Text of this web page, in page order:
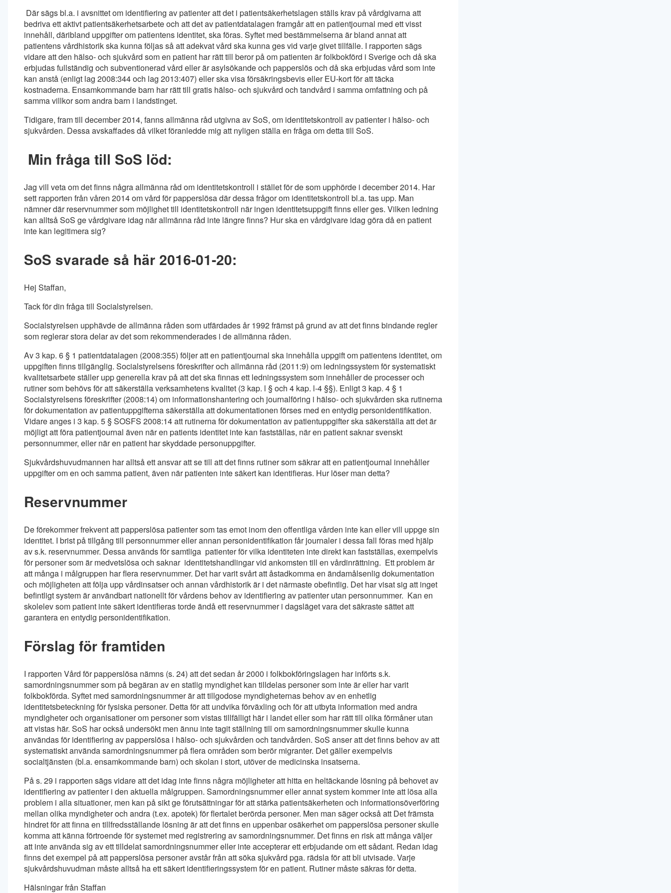
Där sägs bl.a. i avsnittet om identifiering av patienter att det i patientsäkerhetslagen ställs krav på vårdgivarna att
bedriva ett aktivt patientsäkerhetsarbete och att det av patientdatalagen framgår att en patientjournal med ett visst
innehåll, däribland uppgifter om patientens identitet, ska föras. Syftet med bestämmelserna är bland annat att
patientens vårdhistorik ska kunna följas så att adekvat vård ska kunna ges vid varje givet tillfälle. I rapporten sägs
vidare att den hälso- och sjukvård som en patient har rätt till beror på om patienten är folkbokförd i Sverige och då ska
erbjudas fullständig och subventionerad vård eller är asylsökande och papperslös och då ska erbjudas vård som inte
kan anstå (enligt lag 2008:344 och lag 2013:407) eller ska visa försäkringsbevis eller EU-kort för att täcka
kostnaderna. Ensamkommande barn har rätt till gratis hälso- och sjukvård och tandvård i samma omfattning och på
samma villkor som andra barn i landstinget.
Tidigare, fram till december 2014, fanns allmänna råd utgivna av SoS, om identitetskontroll av patienter i hälso- och
sjukvården. Dessa avskaffades då vilket föranledde mig att nyligen ställa en fråga om detta till SoS.
Min fråga till SoS löd:
Jag vill veta om det finns några allmänna råd om identitetskontroll i stället för de som upphörde i december 2014. Har
sett rapporten från våren 2014 om vård för papperslösa där dessa frågor om identitetskontroll bl.a. tas upp. Man
nämner där reservnummer som möjlighet till identitetskontroll när ingen identitetsuppgift finns eller ges. Vilken ledning
kan alltså SoS ge vårdgivare idag när allmänna råd inte längre finns? Hur ska en vårdgivare idag göra då en patient
inte kan legitimera sig?
SoS svarade så här 2016-01-20:
Hej Staffan,
Tack för din fråga till Socialstyrelsen.
Socialstyrelsen upphävde de allmänna råden som utfärdades år 1992 främst på grund av att det finns bindande regler
som reglerar stora delar av det som rekommenderades i de allmänna råden.
Av 3 kap. 6 § 1 patientdatalagen (2008:355) följer att en patientjournal ska innehålla uppgift om patientens identitet, om
uppgiften finns tillgänglig. Socialstyrelsens föreskrifter och allmänna råd (2011:9) om ledningssystem för systematiskt
kvalitetsarbete ställer upp generella krav på att det ska finnas ett ledningssystem som innehåller de processer och
rutiner som behövs för att säkerställa verksamhetens kvalitet (3 kap. l § och 4 kap. l-4 §§). Enligt 3 kap. 4 § 1
Socialstyrelsens föreskrifter (2008:14) om informationshantering och journalföring i hälso- och sjukvården ska rutinerna
för dokumentation av patientuppgifterna säkerställa att dokumentationen förses med en entydig personidentifikation.
Vidare anges i 3 kap. 5 § SOSFS 2008:14 att rutinerna för dokumentation av patientuppgifter ska säkerställa att det är
möjligt att föra patientjournal även när en patients identitet inte kan fastställas, när en patient saknar svenskt
personnummer, eller när en patient har skyddade personuppgifter.
Sjukvårdshuvudmannen har alltså ett ansvar att se till att det finns rutiner som säkrar att en patientjournal innehåller
uppgifter om en och samma patient, även när patienten inte säkert kan identifieras. Hur löser man detta?
Reservnummer
De förekommer frekvent att papperslösa patienter som tas emot inom den offentliga vården inte kan eller vill uppge sin
identitet. I brist på tillgång till personnummer eller annan personidentifikation får journaler i dessa fall föras med hjälp
av s.k. reservnummer. Dessa används för samtliga patienter för vilka identiteten inte direkt kan fastställas, exempelvis
för personer som är medvetslösa och saknar identitetshandlingar vid ankomsten till en vårdinrättning. Ett problem är
att många i målgruppen har flera reservnummer. Det har varit svårt att åstadkomma en ändamålsenlig dokumentation
och möjligheten att följa upp vårdinsatser och annan vårdhistorik är i det närmaste obefintlig. Det har visat sig att inget
befintligt system är användbart nationellt för vårdens behov av identifiering av patienter utan personnummer. Kan en
skolelev som patient inte säkert identifieras torde ändå ett reservnummer i dagsläget vara det säkraste sättet att
garantera en entydig personidentifikation.
Förslag för framtiden
I rapporten Vård för papperslösa nämns (s. 24) att det sedan år 2000 i folkbokföringslagen har införts s.k.
samordningsnummer som på begäran av en statlig myndighet kan tilldelas personer som inte är eller har varit
folkbokförda. Syftet med samordningsnummer är att tillgodose myndigheternas behov av en enhetlig
identitetsbeteckning för fysiska personer. Detta för att undvika förväxling och för att utbyta information med andra
myndigheter och organisationer om personer som vistas tillfälligt här i landet eller som har rätt till olika förmåner utan
att vistas här. SoS har också undersökt men ännu inte tagit ställning till om samordningsnummer skulle kunna
användas för identifiering av papperslösa i hälso- och sjukvården och tandvården. SoS anser att det finns behov av att
systematiskt använda samordningsnummer på flera områden som berör migranter. Det gäller exempelvis
socialtjänsten (bl.a. ensamkommande barn) och skolan i stort, utöver de medicinska insatserna.
På s. 29 i rapporten sägs vidare att det idag inte finns några möjligheter att hitta en heltäckande lösning på behovet av
identifiering av patienter i den aktuella målgruppen. Samordningsnummer eller annat system kommer inte att lösa alla
problem i alla situationer, men kan på sikt ge förutsättningar för att stärka patientsäkerheten och informationsöverföring
mellan olika myndigheter och andra (t.ex. apotek) för flertalet berörda personer. Men man säger också att Det främsta
hindret för att finna en tillfredsställande lösning är att det finns en uppenbar osäkerhet om papperslösa personer skulle
komma att känna förtroende för systemet med registrering av samordningsnummer. Det finns en risk att många väljer
att inte använda sig av ett tilldelat samordningsnummer eller inte accepterar ett erbjudande om ett sådant. Redan idag
finns det exempel på att papperslösa personer avstår från att söka sjukvård pga. rädsla för att bli utvisade. Varje
sjukvårdshuvudman måste alltså ha ett säkert identifieringssystem för en patient. Rutiner måste säkras för detta.
Hälsningar från Staffan